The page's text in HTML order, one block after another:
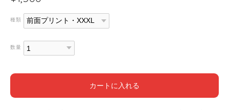
種類
数量
カートに入れる